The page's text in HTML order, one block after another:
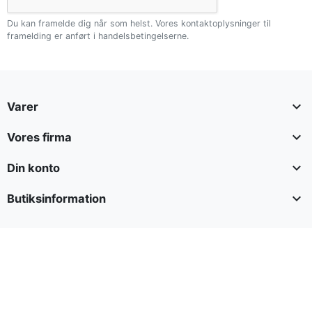
Du kan framelde dig når som helst. Vores kontaktoplysninger til
framelding er anført i handelsbetingelserne.
Varer 
Vores firma 
Din konto 
Butiksinformation 